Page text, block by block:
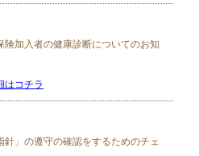
加入者の健康診断についてのお知
はコチラ
」の遵守の確認をするためのチェ